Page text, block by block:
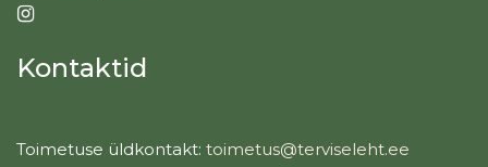
Kontaktid
Toimetuse üldkontakt: toimetus@terviseleht.ee